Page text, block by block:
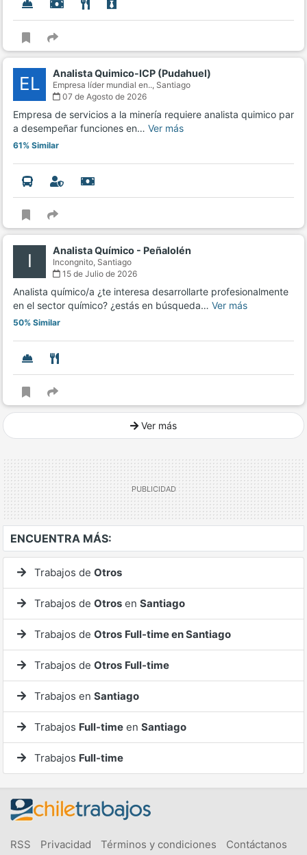
EL Analista Quimico-ICP (Pudahuel)
Empresa líder mundial en.., Santiago
07 de Agosto de 2026
Empresa de servicios a la minería requiere analista quimico par
a desempeñar funciones en… Ver más
61% Similar
I Analista Químico - Peñalolén
Incongnito, Santiago
15 de Julio de 2026
Analista químico/a ¿te interesa desarrollarte profesionalmente
en el sector químico? ¿estás en búsqueda… Ver más
50% Similar
Ver más
ENCUENTRA MÁS:
Trabajos de Otros
Trabajos de Otros en Santiago
Trabajos de Otros Full-time en Santiago
Trabajos de Otros Full-time
Trabajos en Santiago
Trabajos Full-time en Santiago
Trabajos Full-time
RSS Privacidad Términos y condiciones Contáctanos